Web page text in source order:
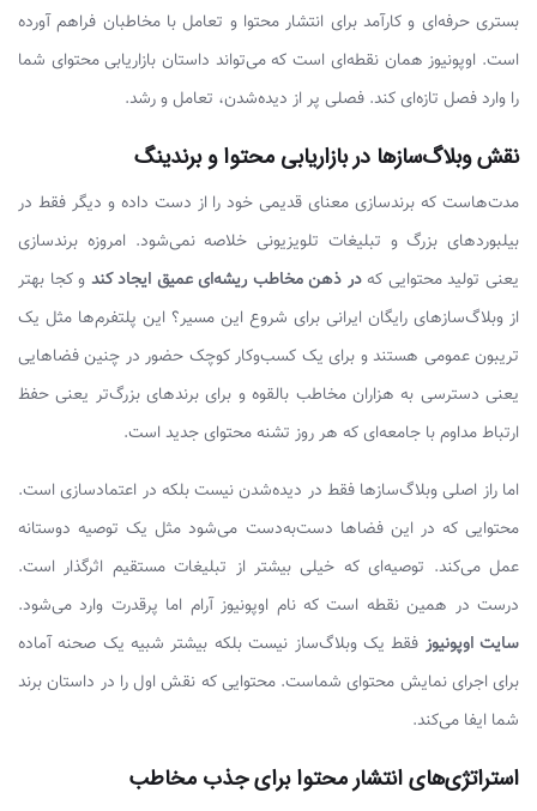
بستری حرفه‌ای و کارآمد برای انتشار محتوا و تعامل با مخاطبان فراهم آورده
است. اوپونیوز همان نقطه‌ای است که می‌تواند داستان بازاریابی محتوای شما
را وارد فصل تازه‌ای کند. فصلی پر از دیده‌شدن، تعامل و رشد.
نقش وبلاگ‌سازها در بازاریابی محتوا و برندینگ
مدت‌هاست که برندسازی معنای قدیمی خود را از دست داده و دیگر فقط در
بیلبوردهای بزرگ و تبلیغات تلویزیونی خلاصه نمی‌شود. امروزه برندسازی
یعنی تولید محتوایی کهدر ذهن مخاطب ریشه‌ای عمیق ایجاد کند و کجا بهتر
از وبلاگ‌سازهای رایگان ایرانی برای شروع این مسیر؟ این پلتفرم‌ها مثل یک
تریبون عمومی هستند و برای یک کسب‌وکار کوچک حضور در چنین فضاهایی
یعنی دسترسی به هزاران مخاطب بالقوه و برای برندهای بزرگ‌تر یعنی حفظ
ارتباط مداوم با جامعه‌ای که هر روز تشنه‌ محتوای جدید است.
اما راز اصلی وبلاگ‌سازها فقط در دیده‌شدن نیست بلکه در اعتمادسازی است.
محتوایی که در این فضاها دست‌به‌دست می‌شود مثل یک توصیه‌ دوستانه
عمل می‌کند. توصیه‌ای که خیلی بیشتر از تبلیغات مستقیم اثرگذار است.
درست در همین نقطه است که نام اوپونیوز آرام اما پرقدرت وارد می‌شود.
سایت اوپونیوز فقط یک وبلاگ‌ساز نیست بلکه بیشتر شبیه یک صحنه آماده
برای اجرای نمایش محتوای شماست. محتوایی که نقش اول را در داستان برند
شما ایفا می‌کند.
استراتژی‌های انتشار محتوا برای جذب مخاطب